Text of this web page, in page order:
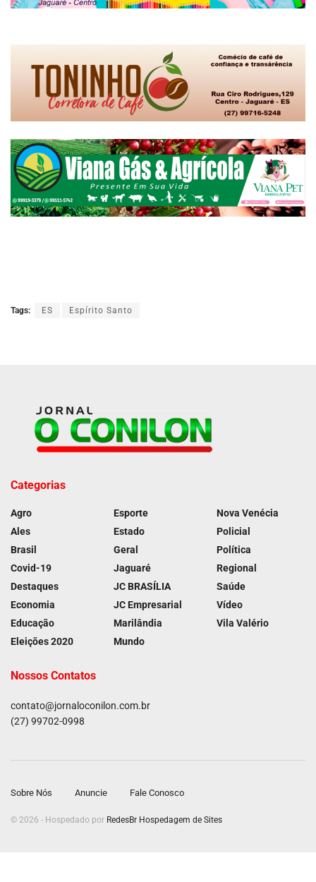
Tags: ES Espírito Santo
Categorias
Agro
Ales
Brasil
Covid-19
Destaques
Economia
Educação
Eleições 2020
Esporte
Estado
Geral
Jaguaré
JC BRASÍLIA
JC Empresarial
Marilândia
Mundo
Nova Venécia
Policial
Política
Regional
Saúde
Vídeo
Vila Valério
Nossos Contatos
contato@jornaloconilon.com.br
(27) 99702-0998
Sobre Nós Anuncie Fale Conosco
© 2026 - Hospedado por RedesBr Hospedagem de Sites